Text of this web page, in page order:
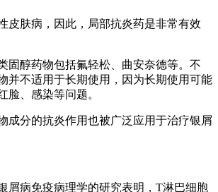
皮肤病，因此，局部抗炎药是非常有效
固醇药物包括氟轻松、曲安奈德等。不
并不适用于长期使用，因为长期使用可能
脸、感染等问题。
成分的抗炎作用也被广泛应用于治疗银屑
屑病免疫病理学的研究表明，T淋巴细胞